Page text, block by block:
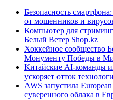
Безопасность
от мошенников и
Компьютер для
Белый Ветер Shop.kz
Хоккейное сообщество
Монументу Победы в
Китайские AI-команды
ускоряет отток
AWS запустила
суверенного облака в